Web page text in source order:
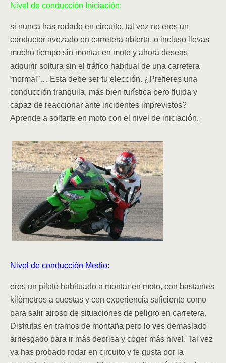
Nivel de conducción Iniciación:
si nunca has rodado en circuito, tal vez no eres un
conductor avezado en carretera abierta, o incluso llevas
mucho tiempo sin montar en moto y ahora deseas
adquirir soltura sin el tráfico habitual de una carretera
“normal”… Esta debe ser tu elección. ¿Prefieres una
conducción tranquila, más bien turística pero fluida y
capaz de reaccionar ante incidentes imprevistos?
Aprende a soltarte en moto con el nivel de iniciación.
Nivel de conducción Medio:
eres un piloto habituado a montar en moto, con bastantes
kilómetros a cuestas y con experiencia suficiente como
para salir airoso de situaciones de peligro en carretera.
Disfrutas en tramos de montaña pero lo ves demasiado
arriesgado para ir más deprisa y coger más nivel. Tal vez
ya has probado rodar en circuito y te gusta por la